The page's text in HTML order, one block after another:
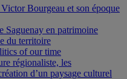
Bourgeau et son époque
Saguenay en patrimoine
du territoire
of our time
régionaliste, les
d’un paysage culturel